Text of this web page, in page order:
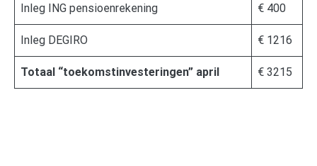
Inleg ING pensioenrekening € 400
Inleg DEGIRO € 1216
Totaal “toekomstinvesteringen” april € 3215